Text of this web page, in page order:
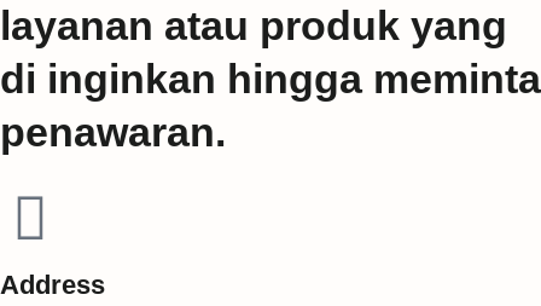
layanan atau produk yang
di inginkan hingga meminta
penawaran.
Address